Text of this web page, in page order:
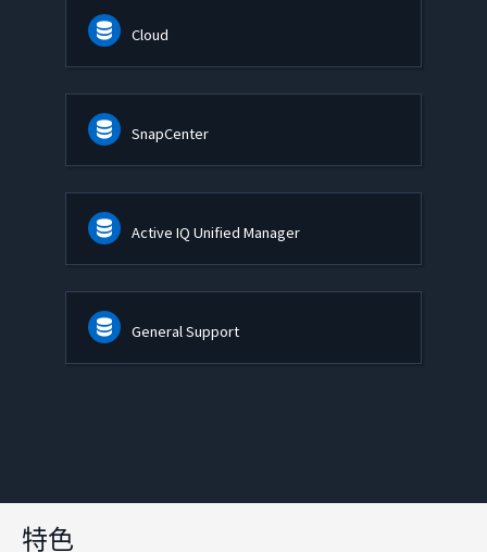
Cloud
SnapCenter
Active IQ Unified Manager
General Support
特色